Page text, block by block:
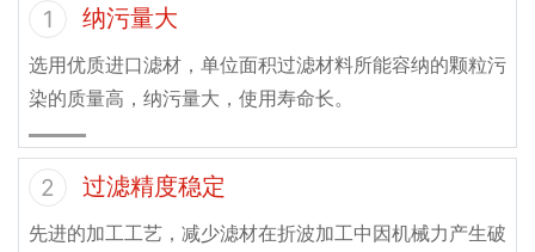
1 纳污量大
选用优质进口滤材，单位面积过滤材料所能容纳的颗粒污
染的质量高，纳污量大，使用寿命长。
2 过滤精度稳定
先进的加工工艺，减少滤材在折波加工中因机械力产生破